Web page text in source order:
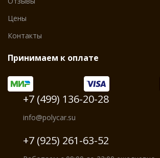
Цены
Контакты
Принимаем к оплате
+7 (499) 136-20-28
info@polycar.su
+7 (925) 261-63-52